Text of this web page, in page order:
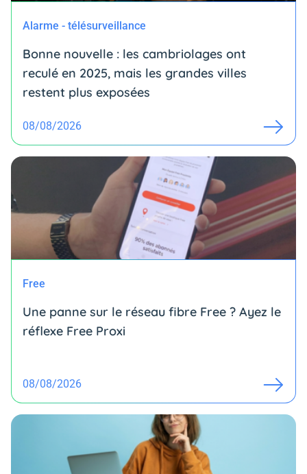
Alarme - télésurveillance
Bonne nouvelle : les cambriolages ont
reculé en 2025, mais les grandes villes
restent plus exposées
08/08/2026
Free
Une panne sur le réseau fibre Free ? Ayez le
réflexe Free Proxi
08/08/2026